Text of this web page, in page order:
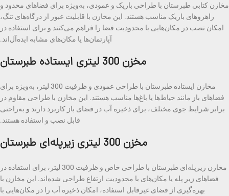
مخازن کتابی طبرستان با طراحی باریک و عمودی، به‌ویژه برای فضاهای محدود و
راهروهای باریک مناسب هستند. این مخازن با قابلیت عبور از درگاه‌های تنگ،
امکان نصب در مکان‌هایی با محدودیت فضا را فراهم می‌کنند و برای استفاده در
آپارتمان‌ها یا مکان‌های مشابه ایده‌آل‌اند.
مخزن 300 لیتری ایستاده طبرستان
مخازن ایستاده طبرستان با طراحی عمودی و ظرفیت 300 لیتر، به‌ویژه برای
فضاهای باز مانند حیاط‌ها یا باغ‌ها مناسب هستند. این مخازن با طراحی مقاوم در
برابر شرایط جوی مختلف، برای ذخیره آب در فضای باز کاربرد دارند و به‌راحتی
قابل نصب و استفاده هستند.
مخزن 300 لیتری زیرپله‌ای طبرستان
مخازن زیرپله‌ای طبرستان با طراحی خاص و ظرفیت 300 لیتر، برای استفاده در
فضاهای زیر پله یا مکان‌های با محدودیت ارتفاع طراحی شده‌اند. این مخازن با
بهره‌گیری از فضای غیرقابل استفاده، امکان ذخیره آب را در مکان‌هایی با